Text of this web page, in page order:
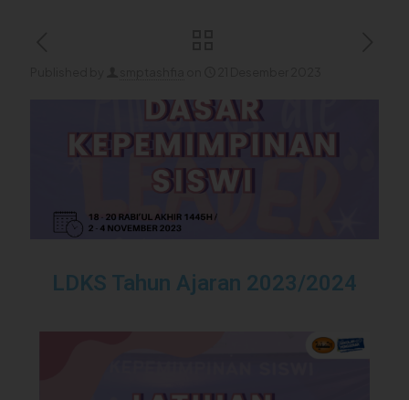
LDKS Tahun Ajaran 2023/2024